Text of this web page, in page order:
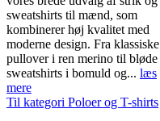
sweatshirts til mænd, som
kombinerer høj kvalitet med
moderne design. Fra klassiske
pullover i ren merino til bløde
sweatshirts i bomuld og... læs
mere
Til kategori Poloer og T-shirts